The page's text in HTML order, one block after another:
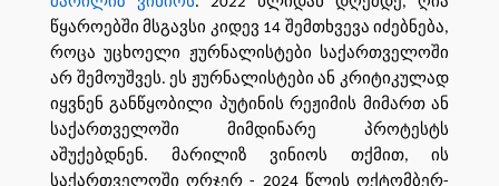
წყაროებში მსგავსი კიდევ 14 შემთხვევა იძებნება,
როცა უცხოელი ჟურნალისტები საქართველოში
არ შემოუშვეს. ეს ჟურნალისტები ან კრიტიკულად
იყვნენ განწყობილი პუტინის რეჟიმის მიმართ ან
საქართველოში მიმდინარე პროტესტს
აშუქებდნენ. მარილიზ ვინიოს თქმით, ის
საქართველოში ორჯერ - 2024 წლის ოქტომბერ-